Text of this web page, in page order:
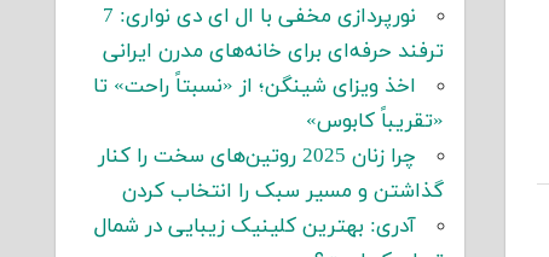
نورپردازی مخفی با ال ای دی نواری: 7
ترفند حرفه‌ای برای خانه‌های مدرن ایرانی
اخذ ویزای شینگن؛ از «نسبتاً راحت» تا
«تقریباً کابوس»
چرا زنان 2025 روتین‌های سخت را کنار
گذاشتن و مسیر سبک را انتخاب کردن
آدری: بهترین کلینیک زیبایی در شمال